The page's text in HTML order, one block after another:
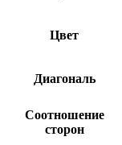
Цвет
Диагональ
Соотношение
сторон